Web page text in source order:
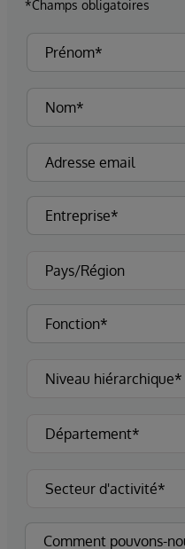
*Champs obligatoires